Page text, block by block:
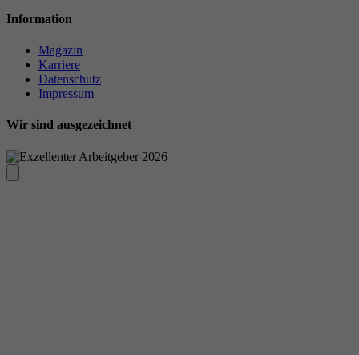
Information
Magazin
Karriere
Datenschutz
Impressum
Wir sind ausgezeichnet